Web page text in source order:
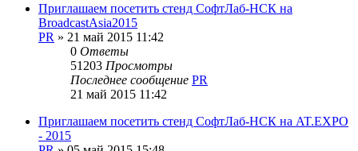
Приглашаем посетить стенд СофтЛаб-НСК на
BroadcastAsia2015
PR » 21 май 2015 11:42
0 Ответы
51203 Просмотры
Последнее сообщение PR
21 май 2015 11:42
Приглашаем посетить стенд СофтЛаб-НСК на AT.EXPO
- 2015